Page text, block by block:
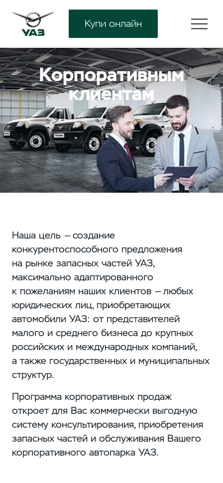
Купи онлайн
Корпоративным
клиентам
Наша цель — создание
конкурентоспособного предложения
на рынке запасных частей УАЗ,
максимально адаптированного
к пожеланиям наших клиентов — любых
юридических лиц, приобретающих
автомобили УАЗ: от представителей
малого и среднего бизнеса до крупных
российских и международных компаний,
а также государственных и муниципальных
структур.
Программа корпоративных продаж
откроет для Вас коммерчески выгодную
систему консультирования, приобретения
запасных частей и обслуживания Вашего
корпоративного автопарка УАЗ.